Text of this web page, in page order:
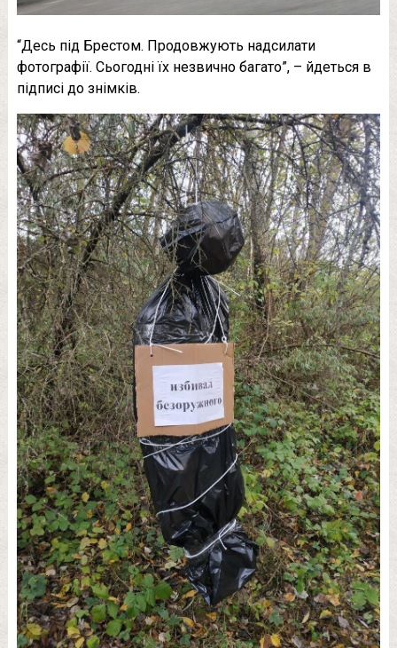
“Десь під Брестом. Продовжують надсилати
фотографії. Сьогодні їх незвично багато”, – йдеться в
підписі до знімків.